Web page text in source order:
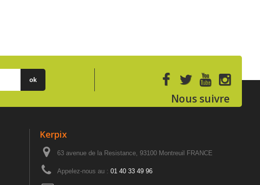
ok
Nous suivre
Kerpix
63 avenue de la Resistance, 93100 Montreuil FRANCE
Appelez-nous au : 01 40 33 49 96